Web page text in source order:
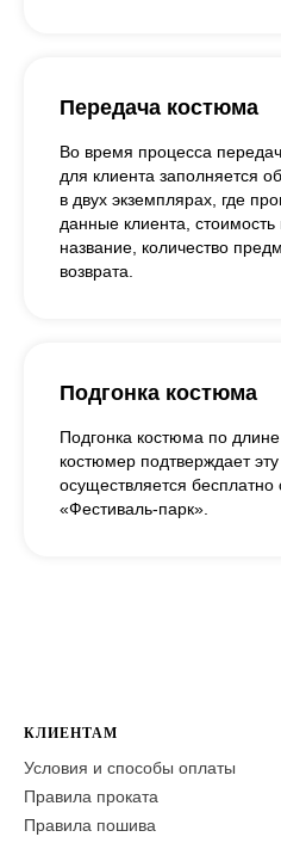
Передача костюма
Во время процесса
для клиента заполняется
в двух экземплярах, где
данные клиента, стоимость
название, количество
возврата.
Подгонка костюма
Подгонка костюма по
костюмер подтверждает
осуществляется
«Фестиваль-парк».
КЛИЕНТАМ
Условия и способы оплаты
Правила проката
Правила пошива